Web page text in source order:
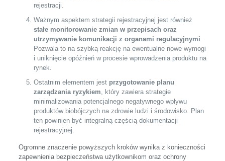
rejestracji.
Ważnym aspektem strategii rejestracyjnej jest również
stałe monitorowanie zmian w przepisach oraz
utrzymywanie komunikacji z organami regulacyjnymi.
Pozwala to na szybką reakcję na ewentualne nowe wymogi
i uniknięcie opóźnień w procesie wprowadzenia produktu na
rynek.
Ostatnim elementem jest przygotowanie planu
zarządzania ryzykiem, który zawiera strategie
minimalizowania potencjalnego negatywnego wpływu
produktów biobójczych na zdrowie ludzi i środowisko. Plan
ten powinien być integralną częścią dokumentacji
rejestracyjnej.
Ogromne znaczenie powyższych kroków wynika z konieczności
zapewnienia bezpieczeństwa użytkownikom oraz ochrony